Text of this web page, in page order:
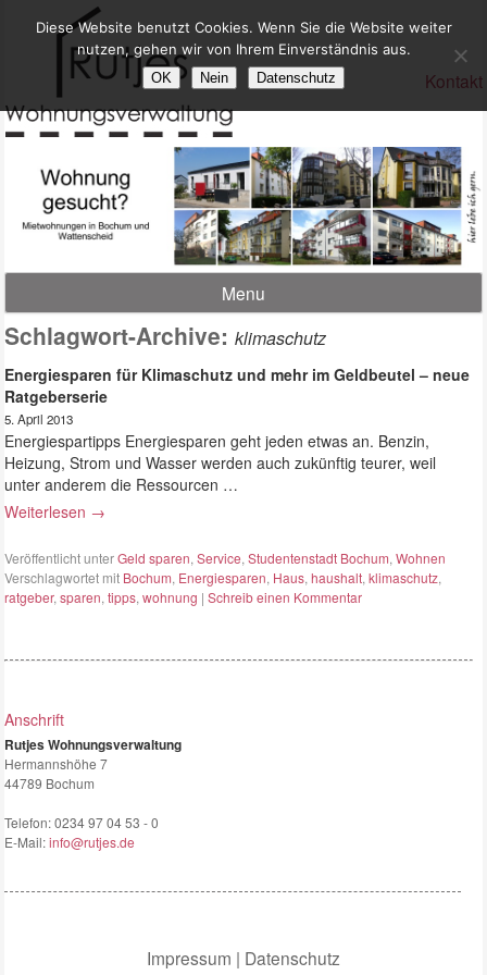
Kontakt
Menu
Schlagwort-Archive:klimaschutz
Energiesparen für Klimaschutz und mehr im Geldbeutel – neue
Ratgeberserie
5. April 2013
Energiespartipps Energiesparen geht jeden etwas an. Benzin,
Heizung, Strom und Wasser werden auch zukünftig teurer, weil
unter anderem die Ressourcen …
Weiterlesen →
Veröffentlicht unter Geld sparen,Service,Studentenstadt Bochum,Wohnen
Verschlagwortet mit Bochum, Energiesparen, Haus,haushalt,klimaschutz,
ratgeber,sparen,tipps,wohnung | Schreib einen Kommentar
Anschrift
Rutjes Wohnungsverwaltung
Hermannshöhe 7
44789 Bochum
Telefon:0234 97 04 53 - 0
E-Mail:info@rutjes.de
Impressum | Datenschutz
Diese Website benutzt Cookies. Wenn Sie die Website weiter
nutzen, gehen wir von Ihrem Einverständnis aus.
OK Nein Datenschutz